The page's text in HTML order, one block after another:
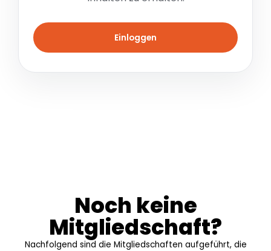
Einloggen
Noch keine
Mitgliedschaft?
Nachfolgend sind die Mitgliedschaften aufgeführt, die